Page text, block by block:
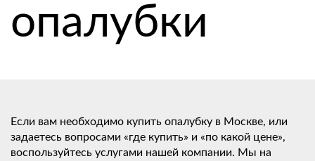
опалубки
Если вам необходимо купить опалубку в Москве, или
задаетесь вопросами «где купить» и «по какой цене»,
воспользуйтесь услугами нашей компании. Мы на